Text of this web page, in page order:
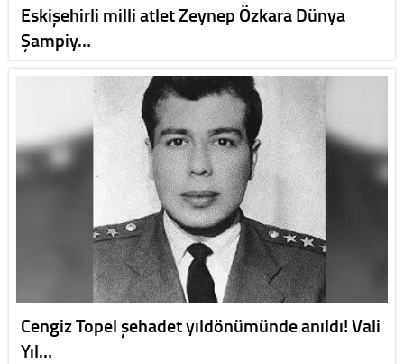
Eskişehirli milli atlet Zeynep Özkara Dünya
Şampiy…
Cengiz Topel şehadet yıldönümünde anıldı! Vali
Yıl…